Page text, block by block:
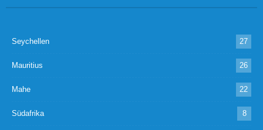
Seychellen 27
Mauritius 26
Mahe 22
Südafrika 8